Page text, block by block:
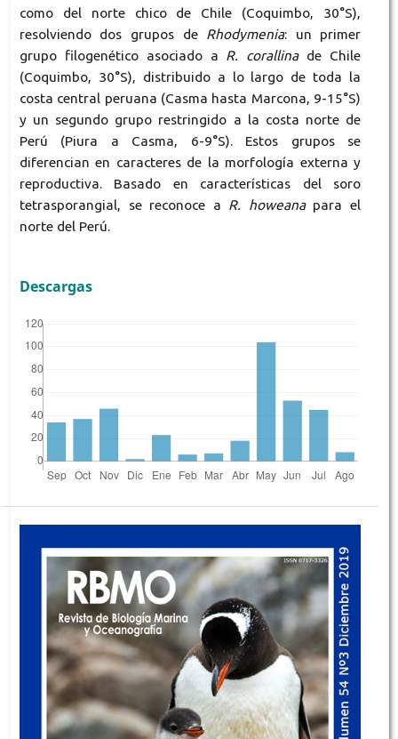
como del norte chico de Chile (Coquimbo, 30°S),
resolviendo dos grupos de Rhodymenia: un primer
grupo filogenético asociado a R. corallinade Chile
(Coquimbo, 30°S), distribuido a lo largo de toda la
costa central peruana (Casma hasta Marcona, 9-15°S)
y un segundo grupo restringido a la costa norte de
Perú (Piura a Casma, 6-9°S). Estos grupos se
diferencian en caracteres de la morfología externa y
reproductiva. Basado en características del soro
tetrasporangial, se reconoce a R. howeanapara el
norte del Perú.
Descargas